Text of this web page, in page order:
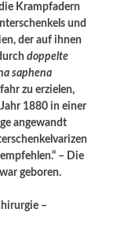
Krampfadern
und
der auf ihnen
doppelte
saphena
zu erzielen,
1880 in einer
angewandt
– Die
geboren.
–